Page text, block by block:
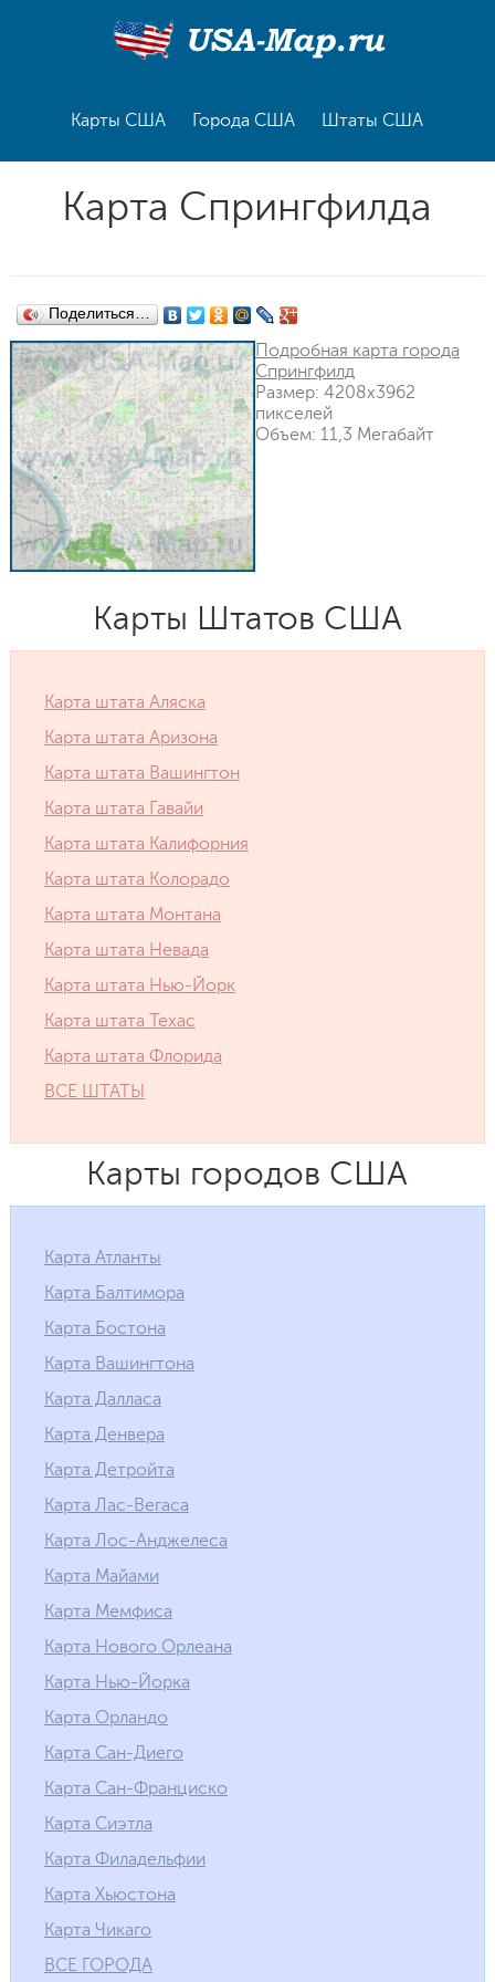
Карты США Города США Штаты США
Карта Спрингфилда
Поделиться…
Подробная карта города
Спрингфилд
Размер: 4208x3962
пикселей
Объем: 11,3 Мегабайт
Карты Штатов США
Карта штата Аляска
Карта штата Аризона
Карта штата Вашингтон
Карта штата Гавайи
Карта штата Калифорния
Карта штата Колорадо
Карта штата Монтана
Карта штата Невада
Карта штата Нью-Йорк
Карта штата Техас
Карта штата Флорида
ВСЕ ШТАТЫ
Карты городов США
Карта Атланты
Карта Балтимора
Карта Бостона
Карта Вашингтона
Карта Далласа
Карта Денвера
Карта Детройта
Карта Лас-Вегаса
Карта Лос-Анджелеса
Карта Майами
Карта Мемфиса
Карта Нового Орлеана
Карта Нью-Йорка
Карта Орландо
Карта Сан-Диего
Карта Сан-Франциско
Карта Сиэтла
Карта Филадельфии
Карта Хьюстона
Карта Чикаго
ВСЕ ГОРОДА